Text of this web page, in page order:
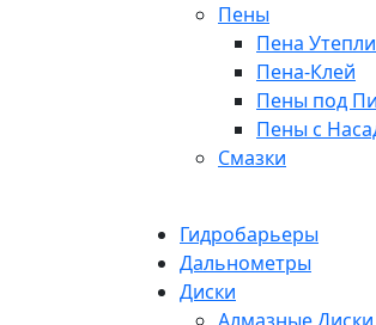
Пены
Пена
Пена-Клей
Пены под
Пены с
Смазки
Гидробарьеры
Дальнометры
Диски